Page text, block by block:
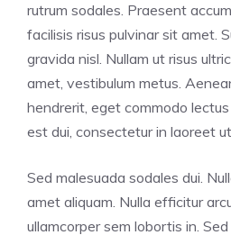
rutrum sodales. Praesent
facilisis risus pulvinar sit amet.
gravida nisl. Nullam ut risus
amet, vestibulum metus.
hendrerit, eget commodo
est dui, consectetur in laoreet
Sed malesuada sodales dui.
amet aliquam. Nulla efficitur
ullamcorper sem lobortis in.